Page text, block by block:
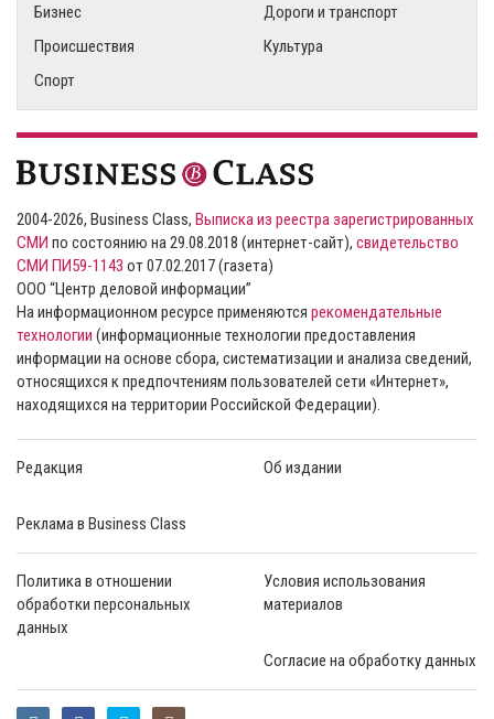
Бизнес
Дороги и транспорт
Происшествия
Культура
Спорт
2004-2026, Business Class, Выписка из реестра зарегистрированных
СМИ по состоянию на 29.08.2018 (интернет-сайт), свидетельство
СМИ ПИ59-1143 от 07.02.2017 (газета)
ООО “Центр деловой информации”
На информационном ресурсе применяются рекомендательные
технологии (информационные технологии предоставления
информации на основе сбора, систематизации и анализа сведений,
относящихся к предпочтениям пользователей сети «Интернет»,
находящихся на территории Российской Федерации).
Редакция Об издании
Реклама в Business Class
Политика в отношении
обработки персональных
данных
Условия использования
материалов
Согласие на обработку данных